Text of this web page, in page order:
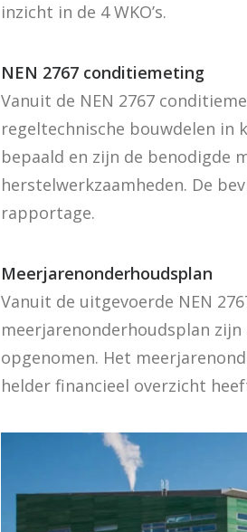
inzicht in de 4 WKO’s.
NEN 2767 conditiemeting
Vanuit de NEN 2767
regeltechnische bouwdelen in
bepaald en zijn de benodigde
herstelwerkzaamheden. De
rapportage.
Meerjarenonderhoudsplan
Vanuit de uitgevoerde NEN
meerjarenonderhoudsplan
opgenomen. Het
helder financieel overzicht